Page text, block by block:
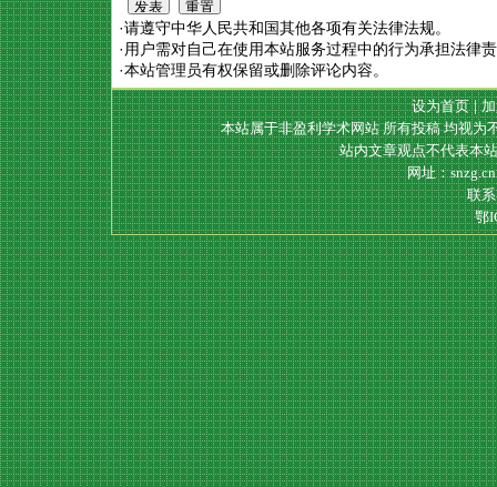
·请遵守中华人民共和国其他各项有关法律法规。
·用户需对自己在使用本站服务过程中的行为承担法律
·本站管理员有权保留或删除评论内容。
设为首页|
本站属于非盈利学术网站 所有投稿 均视为
站内文章观点不代表本
网址：
联
鄂